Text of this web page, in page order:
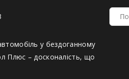
у бездоганному
Плюс – досконалість, що